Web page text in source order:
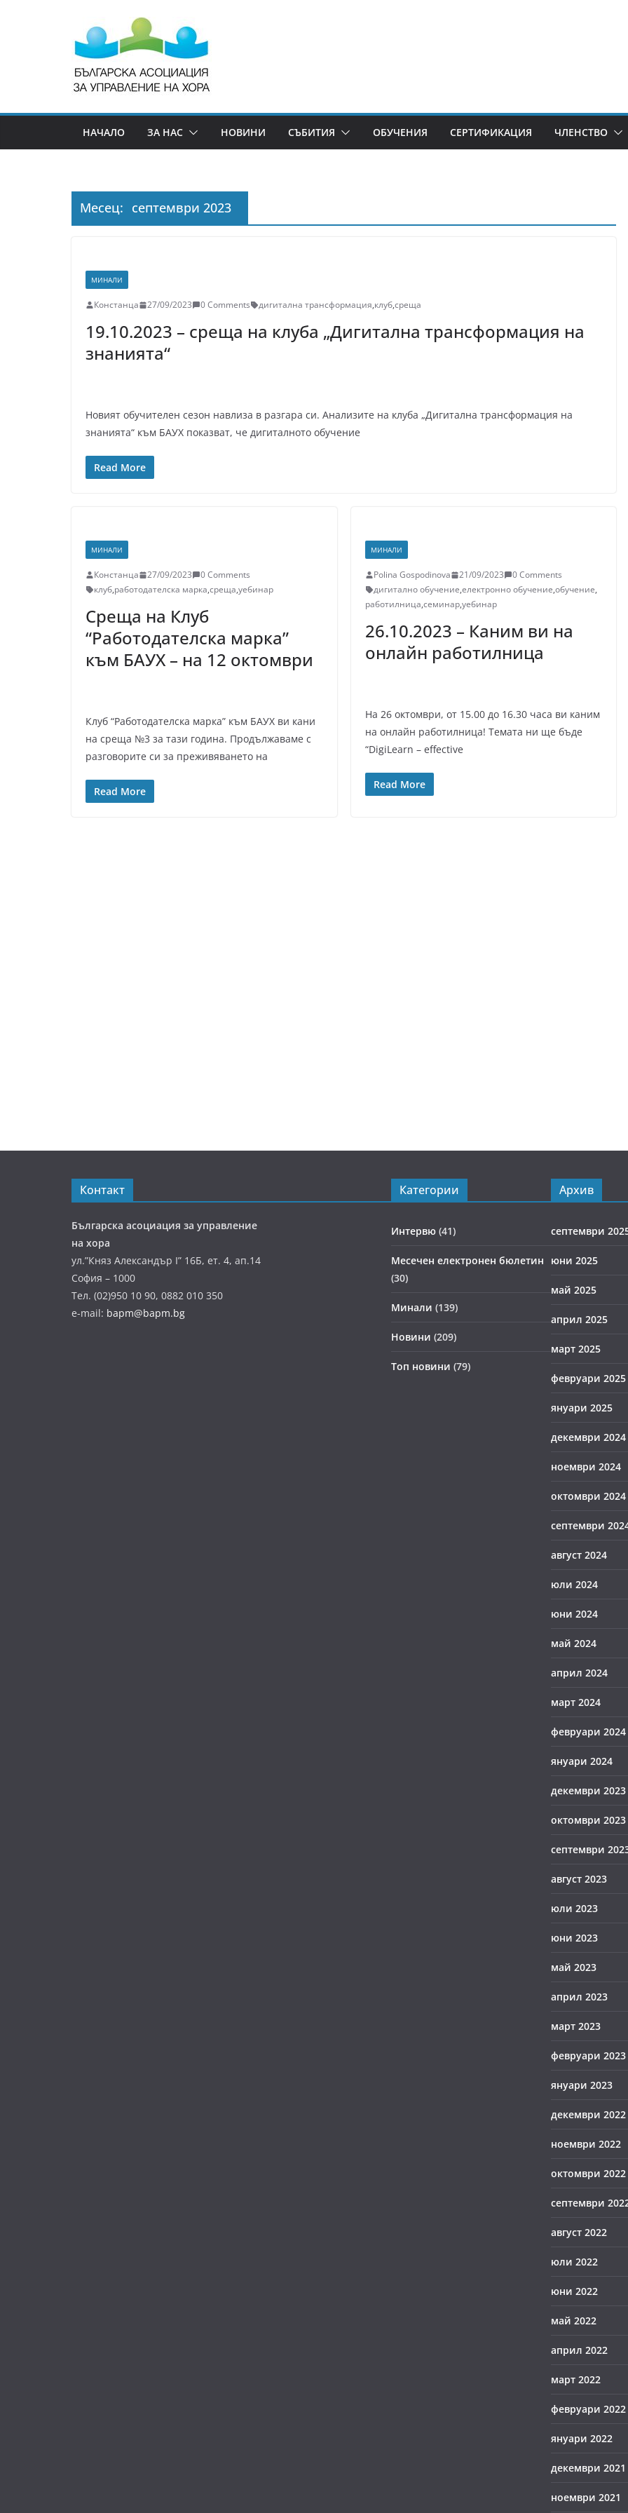
НАЧАЛО ЗА НАС НОВИНИ СЪБИТИЯ ОБУЧЕНИЯ СЕРТИФИКАЦИЯ ЧЛЕНСТВО
Месец: септември 2023
МИНАЛИ
Констанца 27/09/2023 0 Comments дигитална трансформация,клуб,среща
19.10.2023 – среща на клуба „Дигитална трансформация на
знанията“
Новият обучителен сезон навлиза в разгара си. Анализите на клуба „Дигитална трансформация на
знанията“ към БАУХ показват, че дигиталното обучение
Read More
МИНАЛИ
Констанца 27/09/2023
0 Comments
клуб,работодателска марка,среща,уебинар
Среща на Клуб
“Работодателска марка”
към БАУХ – на 12 октомври
Клуб “Работодателска марка” към БАУХ ви кани
на среща №3 за тази година. Продължаваме с
разговорите си за преживяването на
Read More
МИНАЛИ
Polina Gospodinova 21/09/2023
0 Comments
дигитално обучение,електронно обучение,обучение,
работилница,семинар,уебинар
26.10.2023 – Каним ви на
онлайн работилница
На 26 октомври, от 15.00 до 16.30 часа ви каним
на онлайн работилница! Темата ни ще бъде
“DigiLearn – effective
Read More
Контакт
Българска асоциация за управление
на хора
ул.”Княз Александър І” 16Б, ет. 4, ап.14
София – 1000
Тел. (02)950 10 90, 0882 010 350
e-mail: bapm@bapm.bg
Категории
Интервю (41)
Месечен електронен бюлетин
(30)
Минали (139)
Новини (209)
Топ новини (79)
Архив
септември
юни 2025
май 2025
април 2025
март 2025
февруари 2025
януари 2025
декември 2024
ноември 2024
октомври 2024
септември
август 2024
юли 2024
юни 2024
май 2024
април 2024
март 2024
февруари 2024
януари 2024
декември 2023
октомври 2023
септември
август 2023
юли 2023
юни 2023
май 2023
април 2023
март 2023
февруари 2023
януари 2023
декември 2022
ноември 2022
октомври 2022
септември
август 2022
юли 2022
юни 2022
май 2022
април 2022
март 2022
февруари 2022
януари 2022
декември 2021
ноември 2021